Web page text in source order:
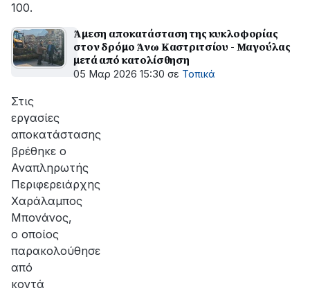
100.
Άμεση αποκατάσταση της κυκλοφορίας
στον δρόμο Άνω Καστριτσίου - Μαγούλας
μετά από κατολίσθηση
05 Μαρ 2026 15:30 σε Τοπικά
Στις
εργασίες
αποκατάστασης
βρέθηκε ο
Αναπληρωτής
Περιφερειάρχης
Χαράλαμπος
Μπονάνος,
ο οποίος
παρακολούθησε
από
κοντά